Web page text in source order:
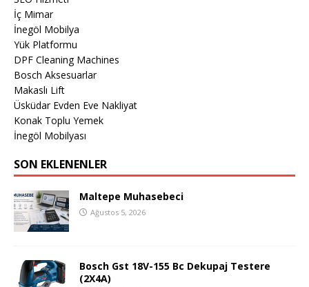
İç Mimar
İnegöl Mobilya
Yük Platformu
DPF Cleaning Machines
Bosch Aksesuarlar
Makaslı Lift
Üsküdar Evden Eve Nakliyat
Konak Toplu Yemek
İnegöl Mobilyası
SON EKLENENLER
Maltepe Muhasebeci
Ağustos 5, 2026
Bosch Gst 18V-155 Bc Dekupaj Testere
(2X4A)